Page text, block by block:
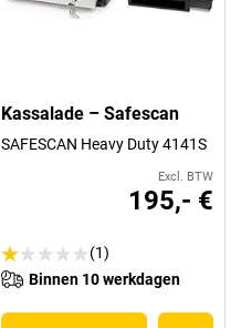
Kassalade – Safescan
SAFESCAN Heavy Duty 4141S
Excl. BTW
195,- €
(1)
Binnen 10 werkdagen